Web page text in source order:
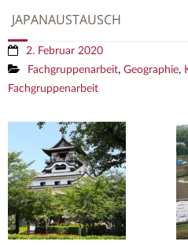
JAPANAUSTAUSCH
2. Februar 2020
Fachgruppenarbeit, Geographie,
Fachgruppenarbeit